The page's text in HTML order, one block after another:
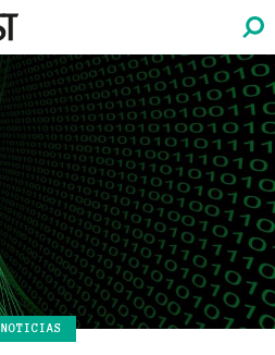
NOTICIAS